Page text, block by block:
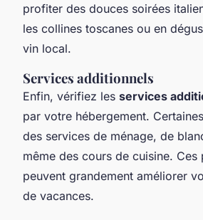
profiter des douces soirées
les collines toscanes ou en
vin local.
Services additionnels
Enfin, vérifiez les services
par votre hébergement.
des services de ménage, de
même des cours de cuisine. Ces
peuvent grandement améliorer
de vacances.